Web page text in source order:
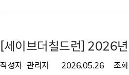
[세이브더칠드런] 2026년
작성자 관리자 2026.05.26 조회